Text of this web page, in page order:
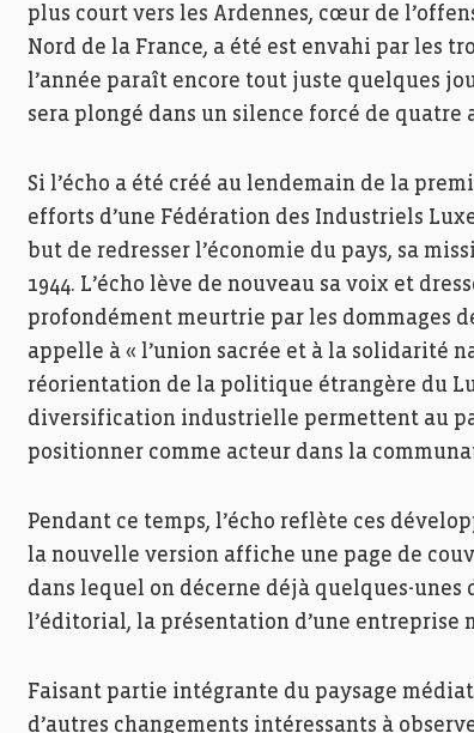
plus court vers les Ardennes, cœur de
Nord de la France, a été est envahi par les
l’année paraît encore tout juste quelques
sera plongé dans un silence forcé de quatre
Si l’écho a été créé au lendemain de la
efforts d’une Fédération des Industriels
but de redresser l’économie du pays, sa
1944. L’écho lève de nouveau sa voix et
profondément meurtrie par les dommages
appelle à « l’union sacrée et à la solidarité
réorientation de la politique étrangère du
diversification industrielle permettent au
positionner comme acteur dans la
Pendant ce temps, l’écho reflète ces
la nouvelle version affiche une page de
dans lequel on décerne déjà quelques-
l’éditorial, la présentation d’une
Faisant partie intégrante du paysage
d’autres changements intéressants à